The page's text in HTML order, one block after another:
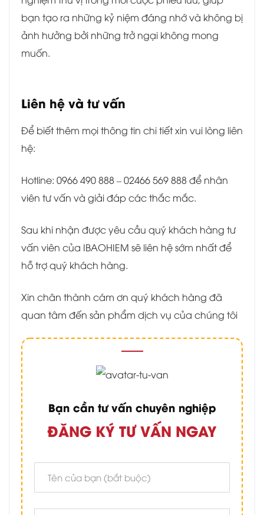
bạn tạo ra những kỷ niệm đáng nhớ và không bị
ảnh hưởng bởi những trở ngại không mong
muốn.
Liên hệ và tư vấn
Để biết thêm mọi thông tin chi tiết xin vui lòng liên
hệ:
Hotline: 0966 490 888 – 02466 569 888 để nhân
viên tư vấn và giải đáp các thắc mắc.
Sau khi nhận được yêu cầu quý khách hàng tư
vấn viên của IBAOHIEM sẽ liên hệ sớm nhất để
hỗ trợ quý khách hàng.
Xin chân thành cám ơn quý khách hàng đã
quan tâm đến sản phẩm dịch vụ của chúng tôi
Bạn cần tư vấn chuyên nghiệp
ĐĂNG KÝ TƯ VẤN NGAY